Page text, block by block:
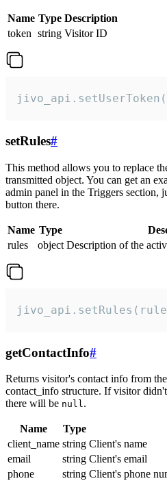
Name Type Description
token string Visitor ID
setRules#
This method allows you to replace
transmitted object. You can get an
admin panel in the Triggers section,
button there.
Name Type
rules
object Description of the
getContactInfo#
Returns visitor's contact info from
contact_info structure. If visitor
there will be null.
Name Type
client_name string Client's name
email
string Client's email
phone
string Client's phone